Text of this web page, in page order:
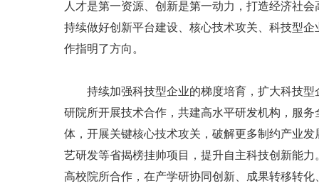
人才是第一资源、创新是第一动力，打造经济社
持续做好创新平台建设、核心技术攻关、科技型
作指明了方向。
持续加强科技型企业的梯度培育，扩大科技型
研院所开展技术合作，共建高水平研发机构，服
体，开展关键核心技术攻关，破解更多制约产业
艺研发等省揭榜挂帅项目，提升自主科技创新能
高校院所合作，在产学研协同创新、成果转移转